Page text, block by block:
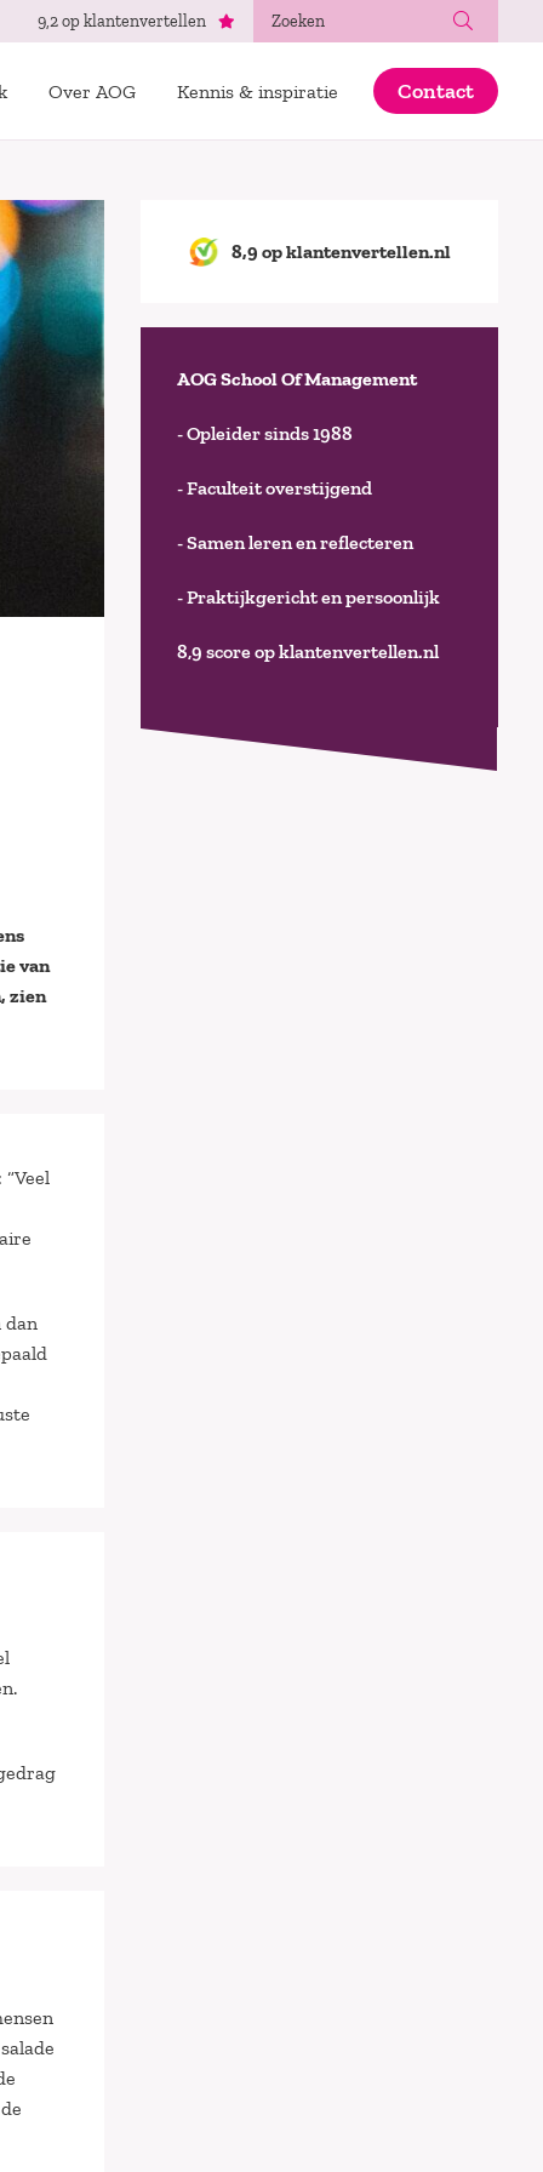
9,2 op klantenvertellen
Over AOG Kennis & inspiratie Contact
van
zien
dan
8,9 op klantenvertellen.nl
AOG School Of Management
- Opleider sinds 1988
- Faculteit overstijgend
- Samen leren en reflecteren
- Praktijkgericht en persoonlijk
8,9 score op klantenvertellen.nl